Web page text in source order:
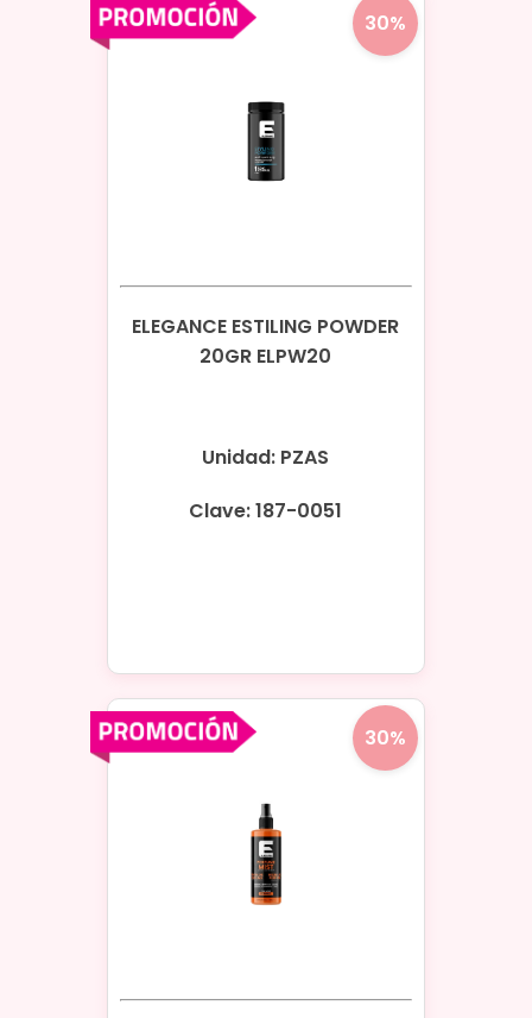
30%
ELEGANCE ESTILING POWDER
20GR ELPW20
Unidad: PZAS
Clave: 187-0051
30%